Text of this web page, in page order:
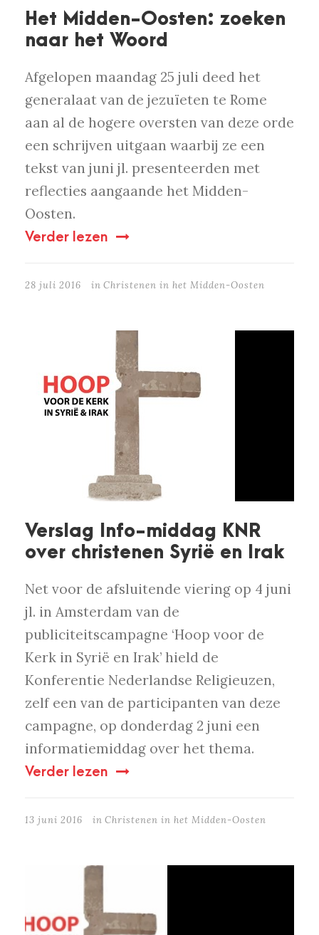
Het Midden-Oosten: zoeken
naar het Woord
Afgelopen maandag 25 juli deed het
generalaat van de jezuïeten te Rome
aan al de hogere oversten van deze orde
een schrijven uitgaan waarbij ze een
tekst van juni jl. presenteerden met
reflecties aangaande het Midden-
Oosten.
Verder lezen
28 juli 2016 in Christenen in het Midden-Oosten
Verslag Info-middag KNR
over christenen Syrië en Irak
Net voor de afsluitende viering op 4 juni
jl. in Amsterdam van de
publiciteitscampagne ‘Hoop voor de
Kerk in Syrië en Irak’ hield de
Konferentie Nederlandse Religieuzen,
zelf een van de participanten van deze
campagne, op donderdag 2 juni een
informatiemiddag over het thema.
Verder lezen
13 juni 2016 in Christenen in het Midden-Oosten